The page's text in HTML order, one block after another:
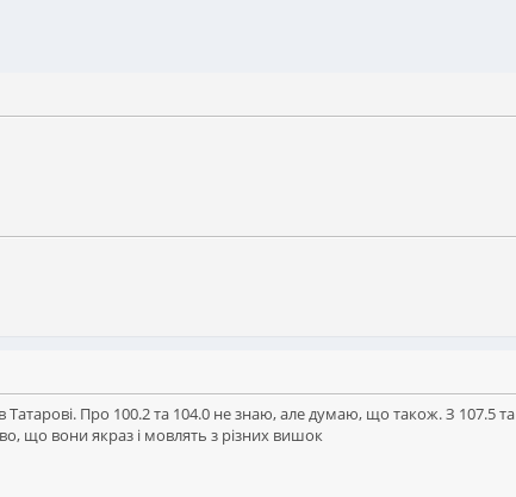
Татарові. Про 100.2 та 104.0 не знаю, але думаю, що також. З 107.5
що вони якраз і мовлять з різних вишок